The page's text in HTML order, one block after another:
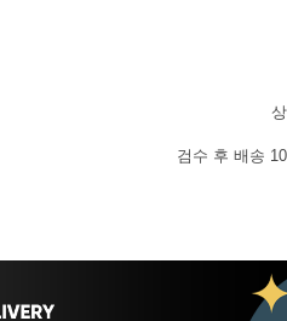
검수 후 배송